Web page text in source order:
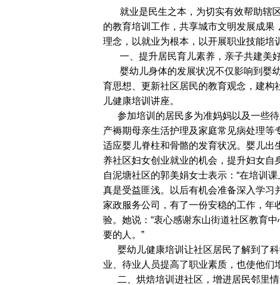
就业是民生之本，为切实有效帮助辖区
的教育培训工作，共享城市文明发展成
理念，以就业为根本，以开展职业技能培
一、提升居民育儿素养，亲子共建美
婴幼儿身体的发展状况不仅影响到婴幼
育思想、更新社区居民的教育观念，建
儿健康培训讲座。
参加培训的居民多为准妈妈以及一些待
产褥期母亲生活护理及家庭常见病处理
适应婴儿脊柱和骨骼的发育状况。婴儿出
养社区妇女创业就业的机会，提升妇女
自泥塘社区的郭美娟女士表示：“在培训课
真是受益匪浅。
以后有机会准备深入学习
家政服务公司，有了一份安稳的工作，
验。她说：“衷心感谢东山街道社区教育
要的人。”
婴幼儿健康培训让社区居民了解到 了
业、待业人员提高了职业素质，也使他们
二、烘焙培训进社区，增进居民邻里情